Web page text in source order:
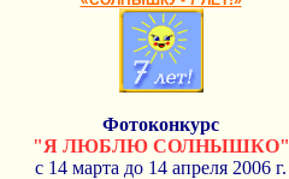
Фотоконкурс
"Я ЛЮБЛЮ СОЛНЫШКО"
с 14 марта до 14 апреля 2006 г.